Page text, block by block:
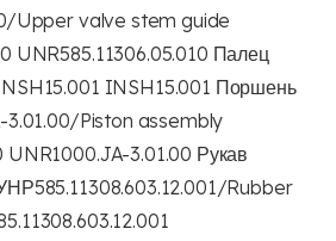
Upper valve stem guide
UNR585.11306.05.010 Палец
INSH15.001 Поршень
3.01.00/Piston assembly
3.01.00 Рукав
Rubber